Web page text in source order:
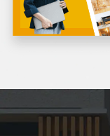
2024年2月
2023年11月